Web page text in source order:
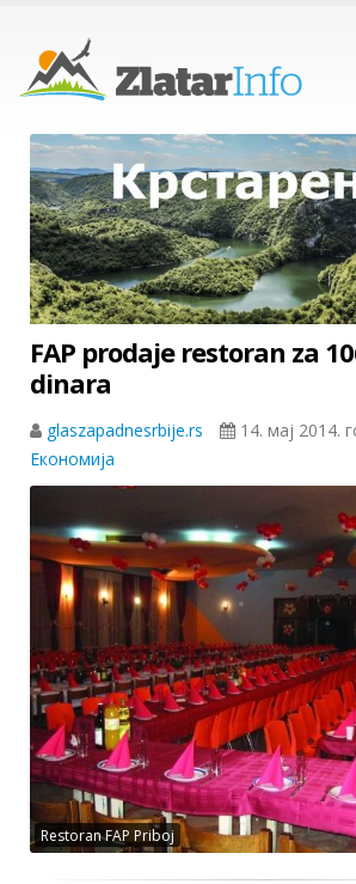
FAP prodaje restoran za
dinara
glaszapadnesrbije.rs
14. мај 2014.
Економија
Restoran FAP Priboj